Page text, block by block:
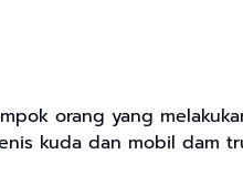
orang yang
kuda dan mobil dam